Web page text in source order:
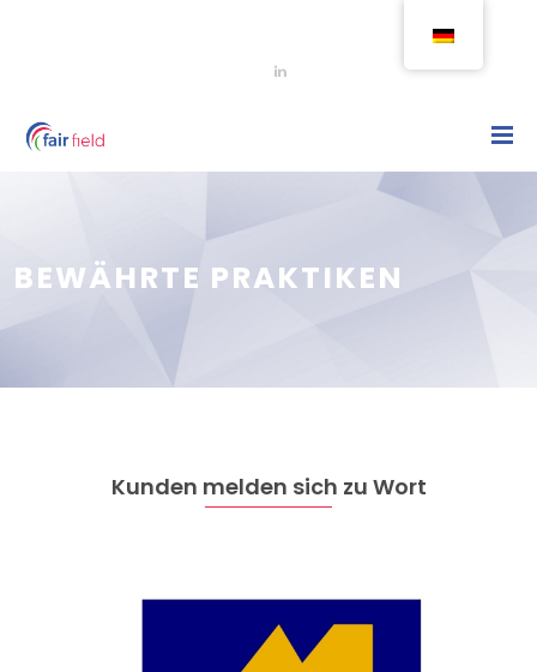
BEWÄHRTE PRAKTIKEN
Kunden melden sich zu Wort